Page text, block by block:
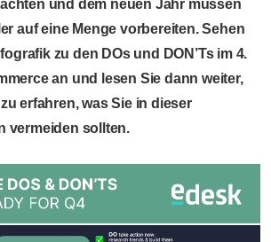
und dem neuen Jahr müssen
auf eine Menge vorbereiten. Sehen
zu den DOs und DON’Ts im 4.
an und lesen Sie dann weiter,
erfahren, was Sie in dieser
vermeiden sollten.